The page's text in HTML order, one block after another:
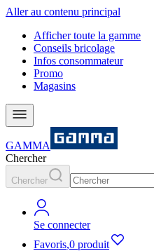
Aller au contenu principal
Afficher toute la gamme
Conseils bricolage
Infos consommateur
Promo
Magasins
GAMMA
Chercher
Chercher
Se connecter
Favoris,0 produit